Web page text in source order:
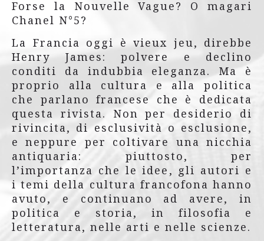
Forse la Nouvelle Vague? O magari
Chanel N°5?
La Francia oggi è vieux jeu, direbbe
Henry James: polvere e declino
conditi da indubbia eleganza. Ma è
proprio alla cultura e alla politica
che parlano francese che è dedicata
questa rivista. Non per desiderio di
rivincita, di esclusività o esclusione,
e neppure per coltivare una nicchia
antiquaria: piuttosto, per
l’importanza che le idee, gli autori e
i temi della cultura francofona hanno
avuto, e continuano ad avere, in
politica e storia, in filosofia e
letteratura, nelle arti e nelle scienze.